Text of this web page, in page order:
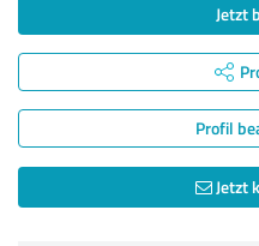
Jetzt
Profil
Jetzt